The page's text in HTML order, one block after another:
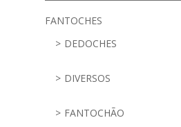
FANTOCHES
DEDOCHES
DIVERSOS
FANTOCHÃO